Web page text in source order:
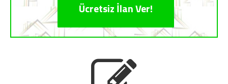
Ücretsiz İlan Ver!